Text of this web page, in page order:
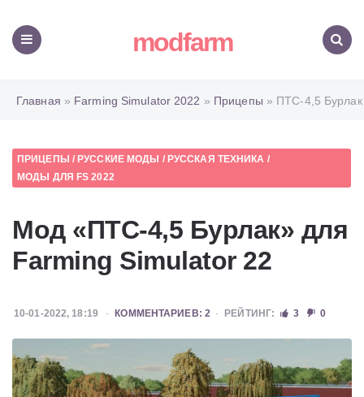
modfarm
Главная » Farming Simulator 2022 » Прицепы » ПТС-4,5 Бурлак
ПРИЦЕПЫ / РУССКИЕ МОДЫ / РУССКАЯ ТЕХНИКА /
МОДЫ ДЛЯ FS 2022
Мод «ПТС-4,5 Бурлак» для
Farming Simulator 22
10-01-2022, 18:19 КОММЕНТАРИЕВ: 2 РЕЙТИНГ: 3 0